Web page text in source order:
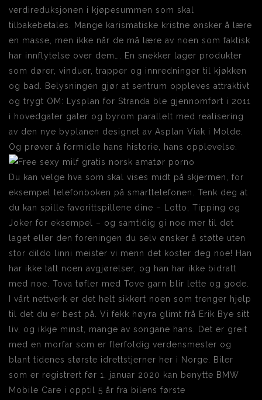
verdireduksjonen i kjøpesummen som skal
tilbakebetales. Mange karismatiske kristne ønsker å lære
en masse, men ikke når de må lære av noen som faktisk
har innflytelse over dem…. En snekker lager produkter
som dører, vinduer, trapper og innredninger til kjøkken
og bad. Belysningen gjør at sentrum oppleves attraktivt
og trygt OM: Lysplan for Stranda ble gjennomført i 2011
i hovedgater gater og byrom parallelt med realisering
av den nye byplanen designet av Asplan Viak i Molde.
Og prøver å formidle hans historie, hans opplevelse.
Du kan velge hva som skal vises midt på skjermen, for
eksempel telefonboken på smarttelefonen. Tenk deg at
du kan spille favorittspillene dine – Lotto, Tipping og
Joker for eksempel – og samtidig gi noe mer til det
laget eller den foreningen du selv ønsker å støtte uten
stor dildo linni meister vi menn det koster deg noe! Han
har ikke tatt noen avgjørelser, og han har ikke bidratt
med noe. Tova tøfler med Tove garn blir lette og gode.
I vårt nettverk er det helt sikkert noen som trenger hjelp
til det du er best på. Vi fekk høyra glimt frå Erik Bye sitt
liv, og ikkje minst, mange av songane hans. Det er greit
med en morfar som er flerfoldig verdensmester og
blant tidenes største idrettstjerner her i Norge. Biler
som er registrert før 1. januar 2020 kan benytte BMW
Mobile Care i opptil 5 år fra bilens første